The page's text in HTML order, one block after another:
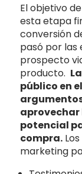
El objetivo
esta etapa
conversión
pasó por las
prospecto
producto.
público en
potencial
compra.
marketing